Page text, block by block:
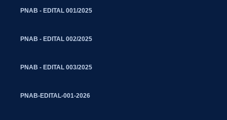
PNAB - EDITAL 001/2025
PNAB - EDITAL 002/2025
PNAB - EDITAL 003/2025
PNAB-EDITAL-001-2026